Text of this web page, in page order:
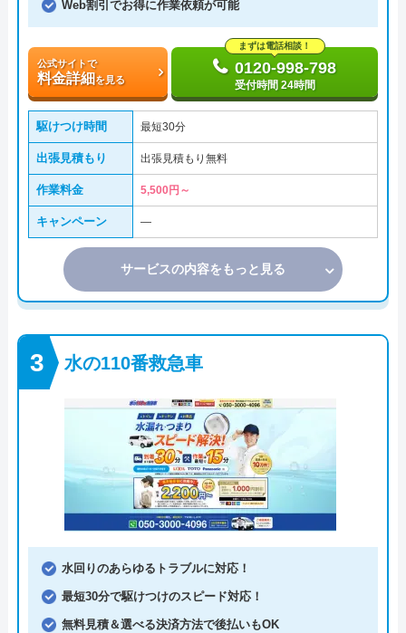
Web割引でお得に作業依頼が可能
公式サイトで
料金詳細を見る
まずは電話相談！
0120-998-798
受付時間 24時間
駆けつけ時間 最短30分
出張見積もり 出張見積もり無料
作業料金 5,500円～
キャンペーン ―
サービスの内容をもっと見る
水の110番救急車
水回りのあらゆるトラブルに対応！
最短30分で駆けつけのスピード対応！
無料見積＆選べる決済方法で後払いもOK